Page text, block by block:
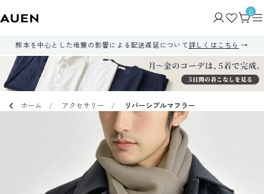
0
熊本を中心とした地震の影響による配送遅延について詳しくはこちら
ホーム アクセサリー リバーシブルマフラー